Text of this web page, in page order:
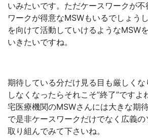
いみたいです。ただケースワークが
ワークが得意なMSWもいるでしょう
を向けて活動していけるようなMSW
いきたいですね。
期待している分だけ見る目も厳しく
しなくなったらそれこそ”終了”です
宅医療機関のMSWさんには大きな期
で是非ケースワークだけでなく広義
取り組んでみて下さいね。